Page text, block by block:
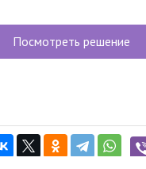
Посмотреть решение